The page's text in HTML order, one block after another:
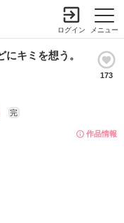
メニュー
ログイン
キミを想う。
173
作品情報
完